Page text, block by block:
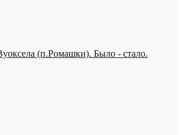
(п.Ромашки). Было - стало.